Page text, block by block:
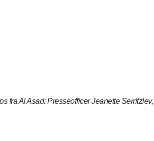
fra Al Asad: Presseofficer Jeanette